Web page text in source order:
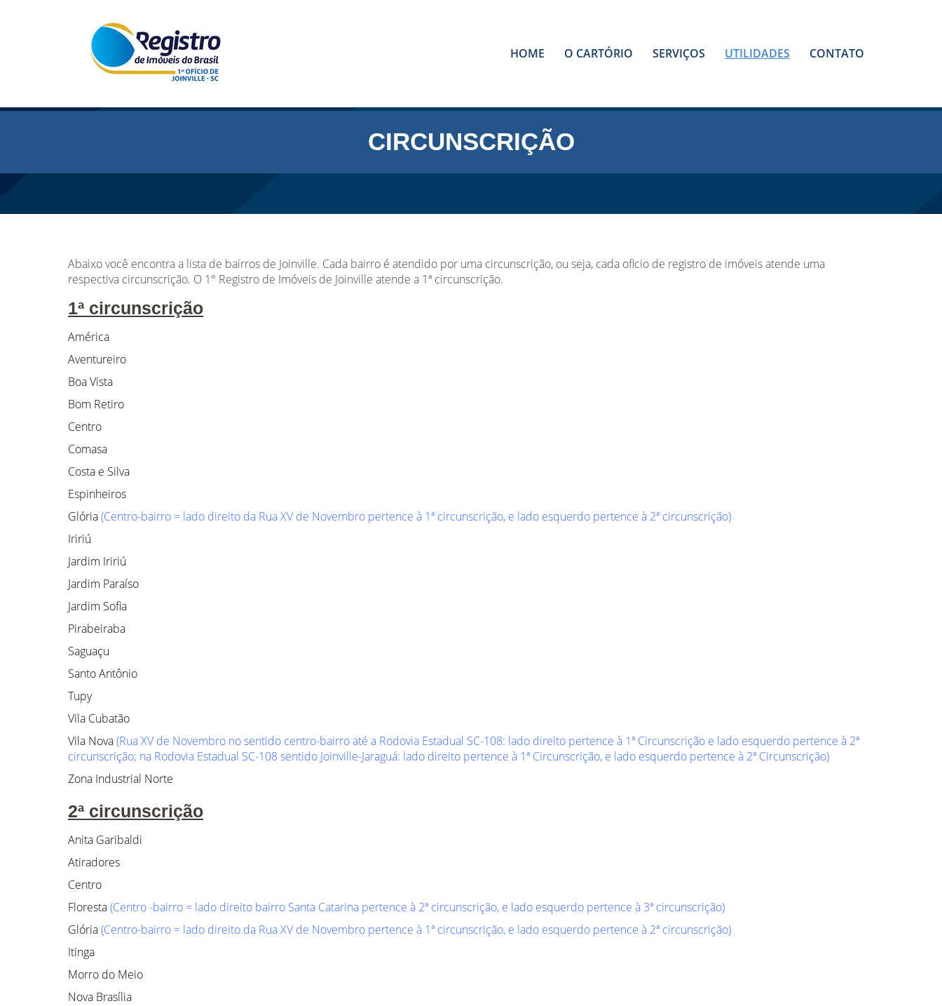
HOME O CARTÓRIO SERVIÇOS UTILIDADES CONTATO
CIRCUNSCRIÇÃO
Abaixo você encontra a lista de bairros de Joinville. Cada bairro é atendido por uma circunscrição, ou seja, cada oficio de registro de imóveis atende uma
respectiva circunscrição. O 1° Registro de Imóveis de Joinville atende a 1ª circunscrição.
1ª circunscrição
América
Aventureiro
Boa Vista
Bom Retiro
Centro
Comasa
Costa e Silva
Espinheiros
Glória(Centro-bairro = lado direito da Rua XV de Novembro pertence à 1ª circunscrição, e lado esquerdo pertence à 2ª circunscrição)
Iririú
Jardim Iririú
Jardim Paraíso
Jardim Sofia
Pirabeiraba
Saguaçu
Santo Antônio
Tupy
Vila Cubatão
Vila Nova(Rua XV de Novembro no sentido centro-bairro até a Rodovia Estadual SC-108: lado direito pertence à 1ª Circunscrição e lado esquerdo pertence à 2ª
circunscrição; na Rodovia Estadual SC-108 sentido Joinville-Jaraguá: lado direito pertence à 1ª Circunscrição, e lado esquerdo pertence à 2ª Circunscrição)
Zona Industrial Norte
2ª circunscrição
Anita Garibaldi
Atiradores
Centro
Floresta(Centro -bairro = lado direito bairro Santa Catarina pertence à 2ª circunscrição, e lado esquerdo pertence à 3ª circunscrição)
Glória(Centro-bairro = lado direito da Rua XV de Novembro pertence à 1ª circunscrição, e lado esquerdo pertence à 2ª circunscrição)
Itinga
Morro do Meio
Nova Brasília